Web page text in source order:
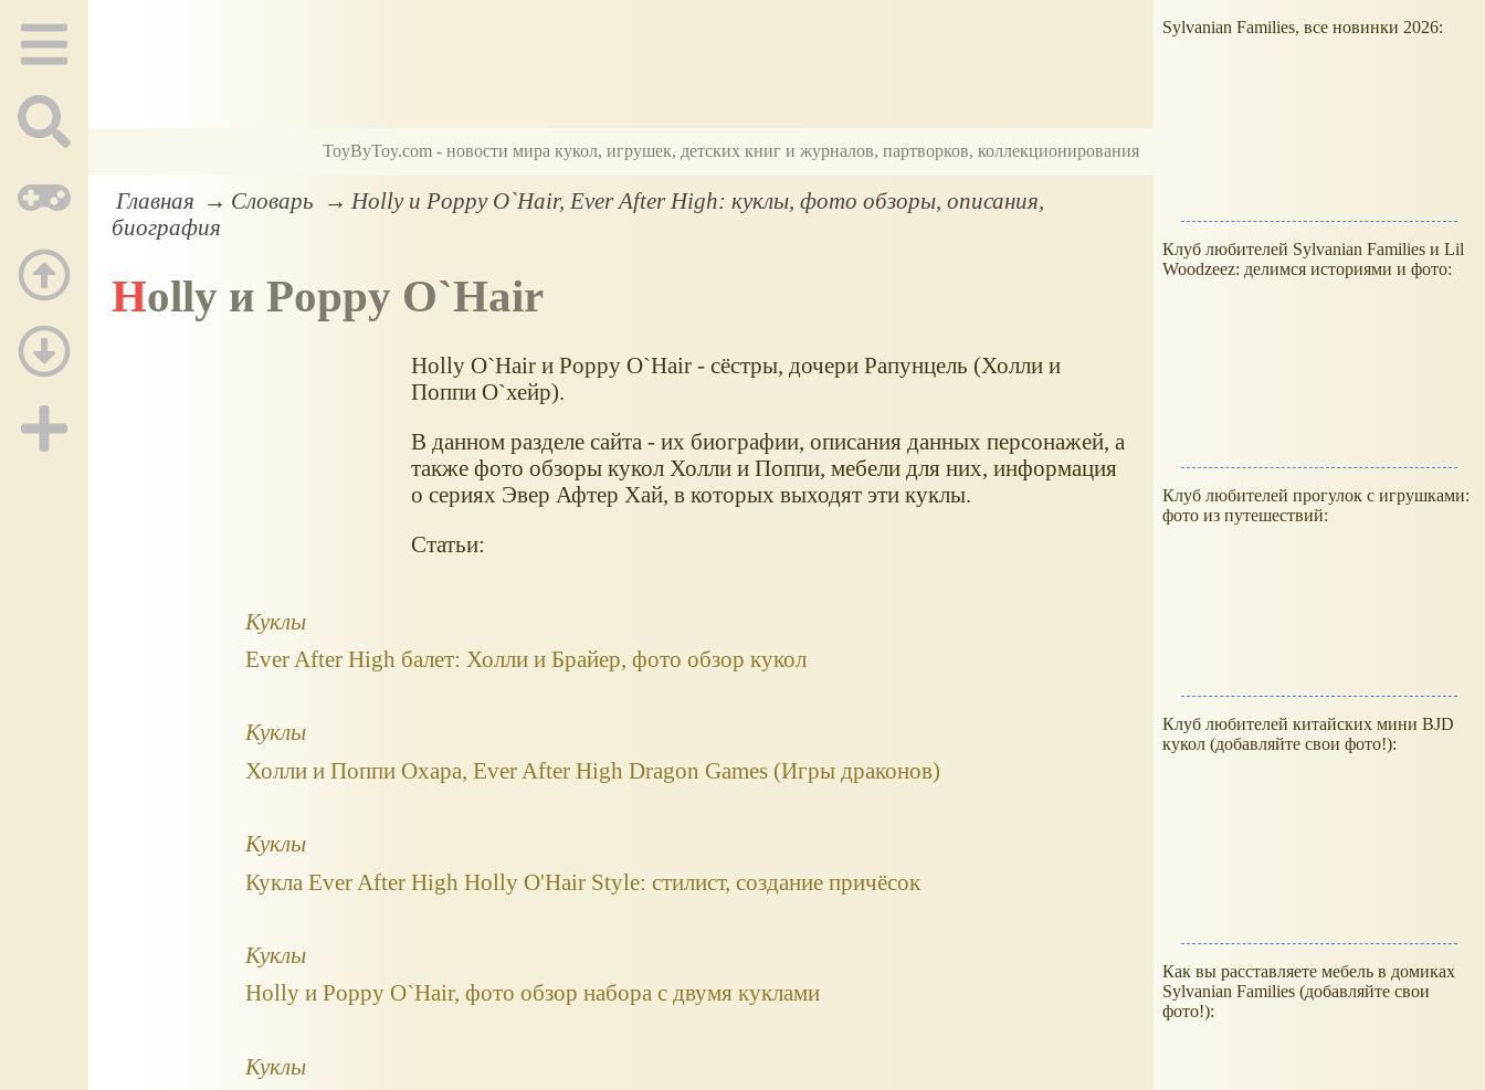
ToyByToy.com - новости мира кукол, игрушек, детских книг и журналов, партворков, коллекционирования
Главная Словарь
Holly и Poppy O`Hair, Ever After High: куклы, фото обзоры, описания,
биография
Holly и Poppy O`Hair
Holly O`Hair и Poppy O`Hair - сёстры, дочери Рапунцель (Холли и
Поппи О`хейр).
В данном разделе сайта - их биографии, описания данных персонажей, а
также фото обзоры кукол Холли и Поппи, мебели для них, информация
о сериях Эвер Афтер Хай, в которых выходят эти куклы.
Статьи:
Куклы
Ever After High балет: Холли и Брайер, фото обзор кукол
Куклы
Холли и Поппи Охара, Ever After High Dragon Games (Игры драконов)
Куклы
Кукла Ever After High Holly O'Hair Style: стилист, создание причёсок
Куклы
Holly и Poppy O`Hair, фото обзор набора с двумя куклами
Куклы
Sylvanian Families, все новинки 2026:
Клуб любителей Sylvanian Families и Lil
Woodzeez: делимся историями и фото:
Клуб любителей прогулок с игрушками:
фото из путешествий:
Клуб любителей китайских мини BJD
кукол (добавляйте свои фото!):
Как вы расставляете мебель в домиках
Sylvanian Families (добавляйте свои
фото!):